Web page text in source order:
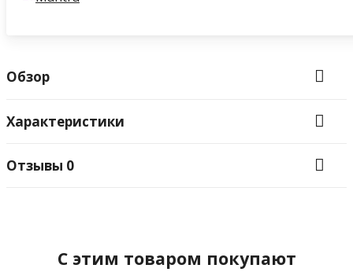
Обзор
Характеристики
Отзывы 0
C этим товаром покупают